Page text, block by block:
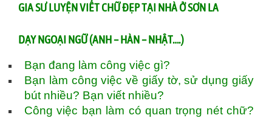
GIA SƯ LUYỆN VIẾT CHỮ ĐẸP TẠI NHÀ Ở SƠN LA
DẠY NGOẠI NGỮ (ANH – HÀN – NHẬT….)
Bạn đang làm công việc gì?
Bạn làm công việc về giấy tờ, sử dụng giấy
bút nhiều? Bạn viết nhiều?
Công việc bạn làm có quan trọng nét chữ?